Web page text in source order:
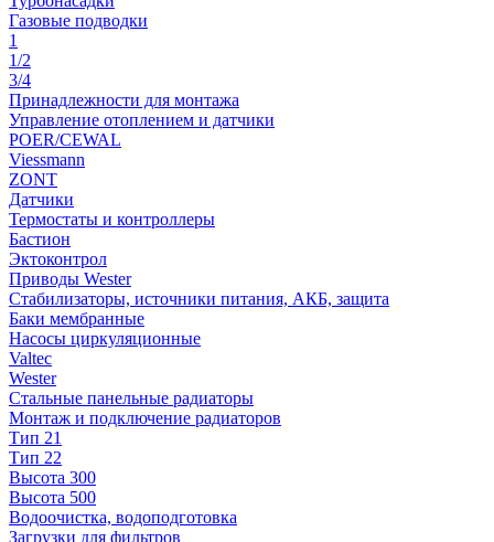
Газовые подводки
1
1/2
3/4
Принадлежности для монтажа
Управление отоплением и датчики
POER/CEWAL
Viessmann
ZONT
Датчики
Термостаты и контроллеры
Бастион
Эктоконтрол
Приводы Wester
Стабилизаторы, источники питания, АКБ, защита
Баки мембранные
Насосы циркуляционные
Valtec
Wester
Стальные панельные радиаторы
Монтаж и подключение радиаторов
Тип 21
Тип 22
Высота 300
Высота 500
Водоочистка, водоподготовка
Загрузки для фильтров